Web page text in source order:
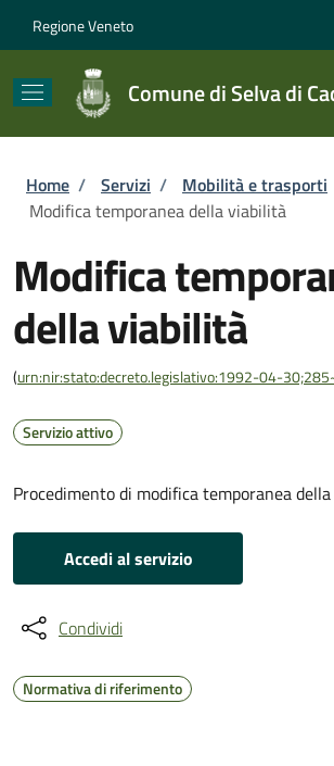
Regione Veneto
Comune di Selva di
Briciole di pane
Home / Servizi / Mobilità e trasporti
Modifica temporanea della viabilità
Modifica
della viabilità
(urn:nir:stato:decreto.legislativo:1992-04-
Servizio attivo
Procedimento di modifica temporanea
Accedi al servizio
Condividi
Normativa di riferimento